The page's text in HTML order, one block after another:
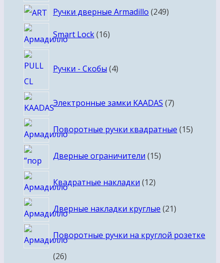
Ручки дверные Armadillo 249249
Smart Lock 1616
Ручки - Скобы 4товара
Электронные замки KAADAS 77
Поворотные ручки квадратные 1515
Дверные ограничители 1515
Квадратные накладки 1212
Дверные накладки круглые 2121
Поворотные ручки на круглой розетке
2626